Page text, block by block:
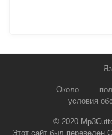
Около
условия
© 2020
Этот сайт был переведен